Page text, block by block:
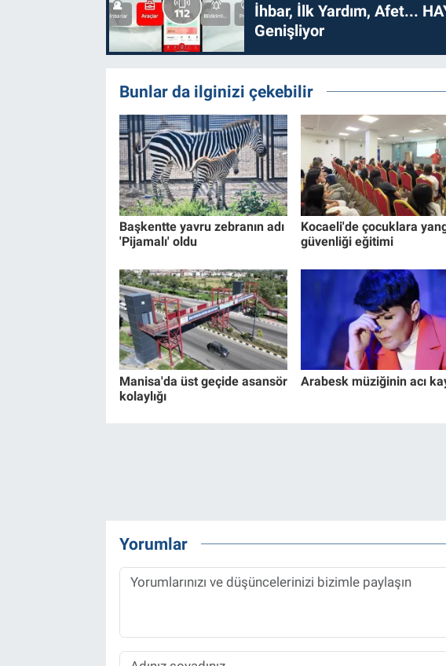
İhbar, İlk Yardım, Afet...
Genişliyor
Bunlar da ilginizi çekebilir
Başkentte yavru zebranın adı
'Pijamalı' oldu
Kocaeli'de çocuklara
güvenliği eğitimi
Manisa'da üst geçide asansör
kolaylığı
Arabesk müziğinin acı
Yorumlar